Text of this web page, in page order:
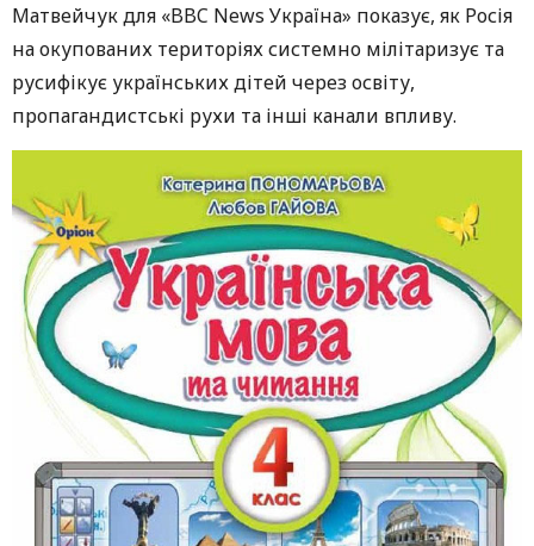
Матвейчук для «BBC News Україна» показує, як Росія
на окупованих територіях системно мілітаризує та
русифікує українських дітей через освіту,
пропагандистські рухи та інші канали впливу.